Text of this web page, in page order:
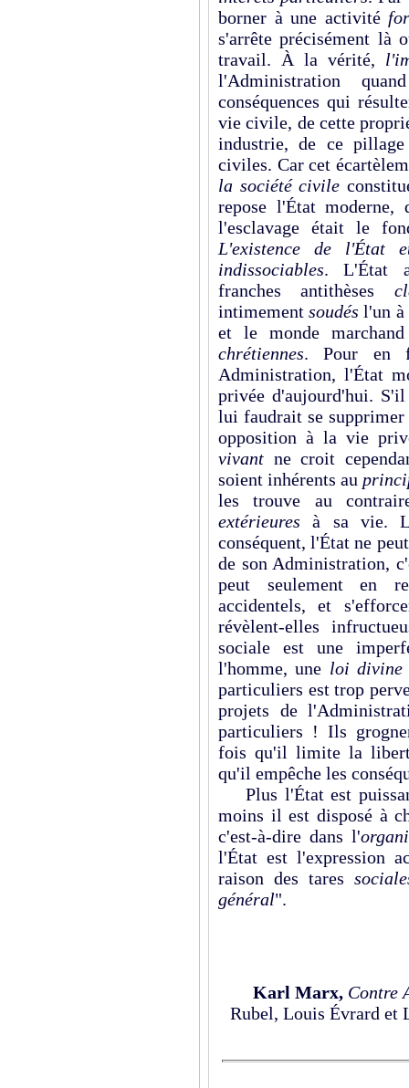
borner à une activité
s'arrête précisément là
travail. À la vérité,
l'Administration
conséquences qui
vie civile, de cette
industrie, de ce
civiles. Car cet
la société civile
repose l'État
l'esclavage était le
L'existence de l'État
indissociables. L'État
franches antithèses
intimementsoudés l'un à
et le monde
chrétiennes. Pour en
Administration, l'État
privée d'aujourd'hui.
lui faudrait se
opposition à la vie
vivant ne croit
soient inhérents au
les trouve au
extérieures à sa vie.
conséquent, l'État ne
de son Administration,
peut seulement en
accidentels, et
révèlent-elles
sociale est une
l'homme, une loi divine
particuliers est trop
projets de
particuliers ! Ils
fois qu'il limite la
qu'il empêche les
Plus l'État est
moins il est disposé à
c'est-à-dire dans l'
l'État est l'expression
raison des tares
général".
Karl Marx, Contre
Rubel, Louis Évrard et